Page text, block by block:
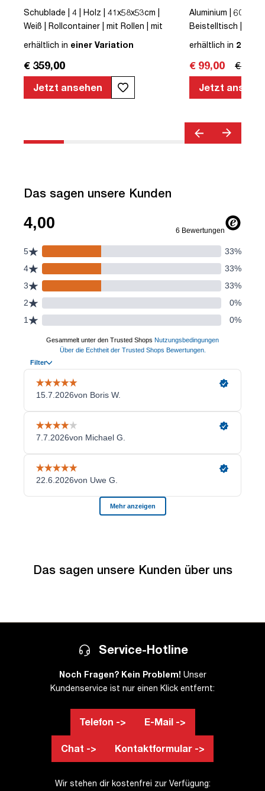
mit Griffen und
Zentralverschluss
Schublade | 4 | Holz | 41x58x53cm |
Weiß | Rollcontainer | mit Rollen | mit
Griff | mit Schubladen | montiert |
TÜV© mobiles Arbeiten | Abschließbar
erhältlich in einer Variation
€ 359,00
Jetzt ansehen
Aluminium |
Beistelltisch |
erhältlich in 2
€ 99,00
€
Jetzt
Das sagen unsere Kunden
Das sagen unsere Kunden über uns
Service-Hotline
Noch Fragen? Kein Problem! Unser
Kundenservice ist nur einen Klick entfernt:
Telefon -> E-Mail ->
Chat -> Kontaktformular ->
Wir stehen dir kostenfrei zur Verfügung: